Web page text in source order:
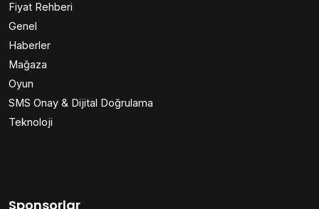
Fiyat Rehberi
Genel
Haberler
Mağaza
Oyun
SMS Onay & Dijital Doğrulama
Teknoloji
Sponsorlar